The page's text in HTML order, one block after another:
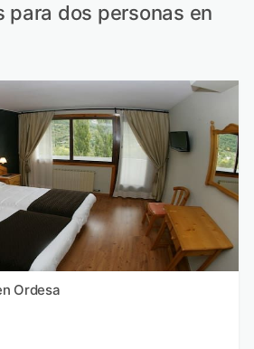
para dos personas en
Ordesa